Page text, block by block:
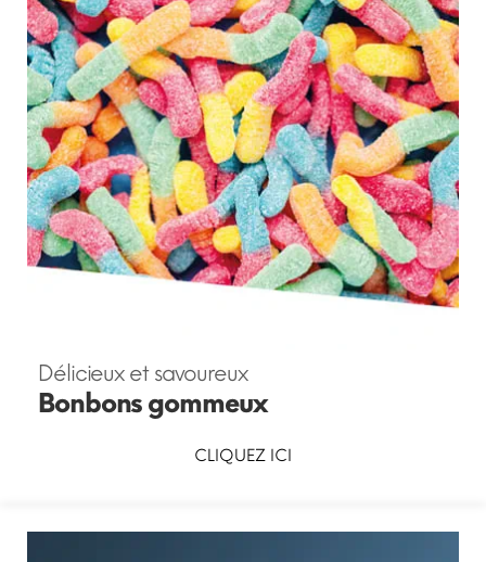
Délicieux et savoureux
Bonbons gommeux
CLIQUEZ ICI